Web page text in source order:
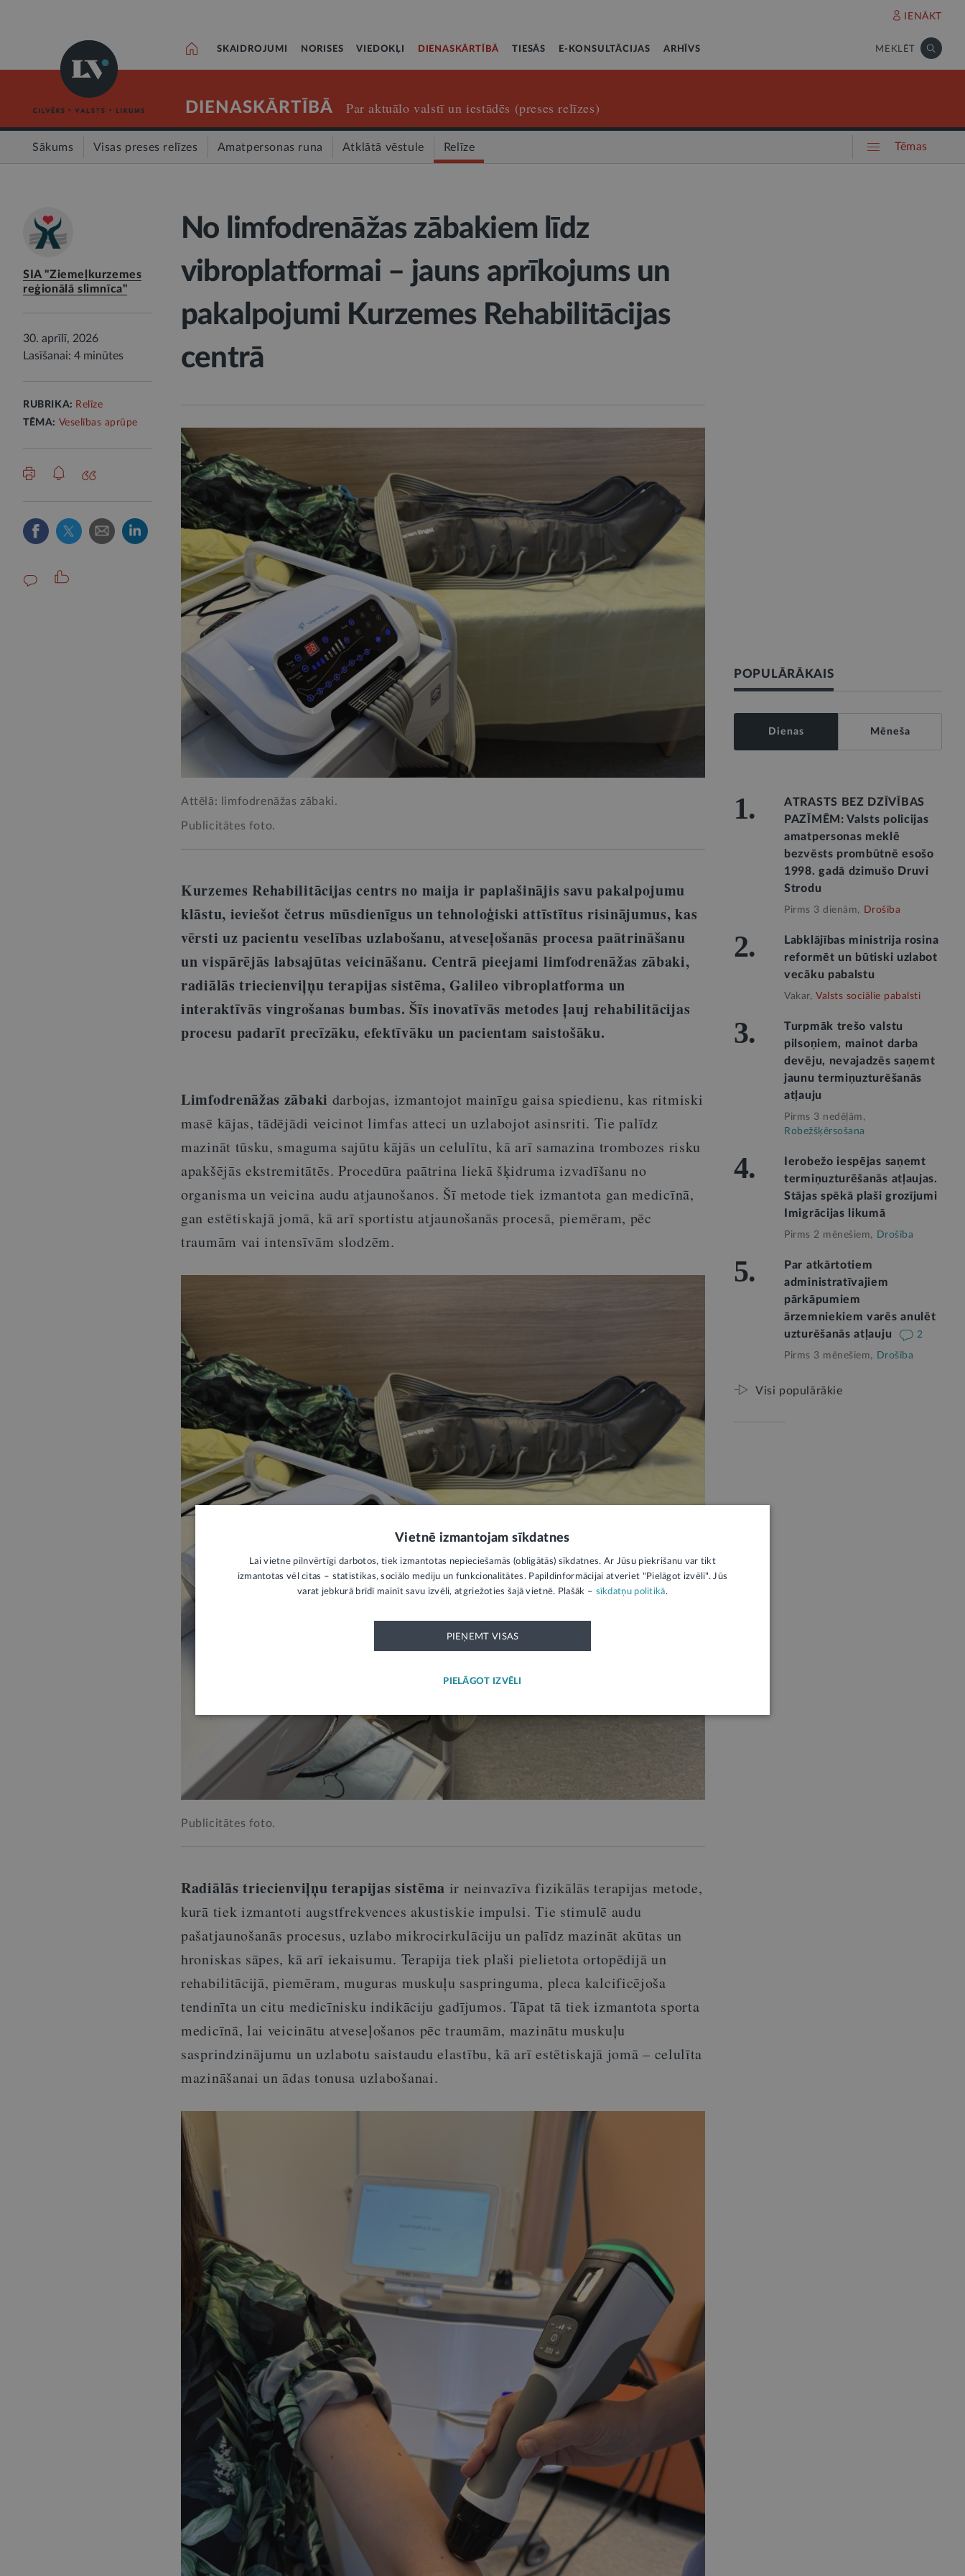
IENĀKT
SKAIDROJUMI NORISES VIEDOKĻI DIENASKĀRTĪBĀ TIESĀS E-KONSULTĀCIJAS ARHĪVS MEKLĒT
DIENASKĀRTĪBĀ Par aktuālo valstī un iestādēs (preses relīzes)
Sākums Visas preses relīzes Amatpersonas runa Atklātā vēstule Relīze Tēmas
SIA "Ziemeļkurzemes
reģionālā slimnīca"
30. aprīlī, 2026
Lasīšanai: 4 minūtes
RUBRIKA: Relīze
TĒMA: Veselības aprūpe
No limfodrenāžas zābakiem līdz
vibroplatformai – jauns aprīkojums un
pakalpojumi Kurzemes Rehabilitācijas
centrā
Attēlā: limfodrenāžas zābaki.
Publicitātes foto.
Kurzemes Rehabilitācijas centrs no maija ir paplašinājis savu pakalpojumu
klāstu, ieviešot četrus mūsdienīgus un tehnoloģiski attīstītus risinājumus, kas
vērsti uz pacientu veselības uzlabošanu, atveseļošanās procesa paātrināšanu
un vispārējās labsajūtas veicināšanu. Centrā pieejami limfodrenāžas zābaki,
radiālās triecienviļņu terapijas sistēma, Galileo vibroplatforma un
interaktīvās vingrošanas bumbas. Šīs inovatīvās metodes ļauj rehabilitācijas
procesu padarīt precīzāku, efektīvāku un pacientam saistošāku.
Limfodrenāžas zābaki darbojas, izmantojot mainīgu gaisa spiedienu, kas ritmiski
masē kājas, tādējādi veicinot limfas atteci un uzlabojot asinsriti. Tie palīdz
mazināt tūsku, smaguma sajūtu kājās un celulītu, kā arī samazina trombozes risku
apakšējās ekstremitātēs. Procedūra paātrina liekā šķidruma izvadīšanu no
organisma un veicina audu atjaunošanos. Šī metode tiek izmantota gan medicīnā,
gan estētiskajā jomā, kā arī sportistu atjaunošanās procesā, piemēram, pēc
traumām vai intensīvām slodzēm.
Publicitātes foto.
Radiālās triecienviļņu terapijas sistēma ir neinvazīva fizikālās terapijas metode,
kurā tiek izmantoti augstfrekvences akustiskie impulsi. Tie stimulē audu
pašatjaunošanās procesus, uzlabo mikrocirkulāciju un palīdz mazināt akūtas un
hroniskas sāpes, kā arī iekaisumu. Terapija tiek plaši pielietota ortopēdijā un
rehabilitācijā, piemēram, muguras muskuļu saspringuma, pleca kalcificējoša
tendinīta un citu medicīnisku indikāciju gadījumos. Tāpat tā tiek izmantota sporta
medicīnā, lai veicinātu atveseļošanos pēc traumām, mazinātu muskuļu
sasprindzinājumu un uzlabotu saistaudu elastību, kā arī estētiskajā jomā – celulīta
mazināšanai un ādas tonusa uzlabošanai.
POPULĀRĀKAIS
Dienas Mēneša
1.
ATRASTS BEZ DZĪVĪBAS
PAZĪMĒM: Valsts policijas
amatpersonas meklē
bezvēsts prombūtnē esošo
1998. gadā dzimušo Druvi
Strodu
Pirms 3 dienām, Drošība
2.
Labklājības ministrija rosina
reformēt un būtiski uzlabot
vecāku pabalstu
Vakar, Valsts sociālie pabalsti
3.
Turpmāk trešo valstu
pilsoņiem, mainot darba
devēju, nevajadzēs saņemt
jaunu termiņuzturēšanās
atļauju
Pirms 3 nedēļām,
Robežšķērsošana
4.
Ierobežo iespējas saņemt
termiņuzturēšanās atļaujas.
Stājas spēkā plaši grozījumi
Imigrācijas likumā
Pirms 2 mēnešiem, Drošība
5.
Par atkārtotiem
administratīvajiem
pārkāpumiem
ārzemniekiem varēs anulēt
uzturēšanās atļauju
2
Pirms 3 mēnešiem, Drošība
Visi populārākie
Vietnē izmantojam sīkdatnes
Lai vietne pilnvērtīgi darbotos, tiek izmantotas nepieciešamās (obligātās) sīkdatnes. Ar Jūsu piekrišanu var tikt
izmantotas vēl citas – statistikas, sociālo mediju un funkcionalitātes. Papildinformācijai atveriet "Pielāgot izvēli". Jūs
varat jebkurā brīdī mainīt savu izvēli, atgriežoties šajā vietnē. Plašāk – sīkdatņu politikā.
PIEŅEMT VISAS
PIELĀGOT IZVĒLI